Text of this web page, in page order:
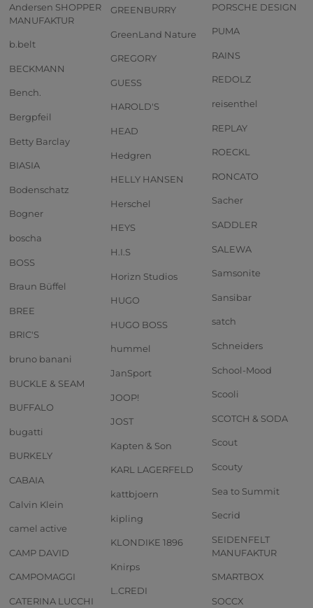
Andersen SHOPPER
MANUFAKTUR
b.belt
BECKMANN
Bench.
Bergpfeil
Betty Barclay
BIASIA
Bodenschatz
Bogner
boscha
BOSS
Braun Büffel
BREE
BRIC'S
bruno banani
BUCKLE & SEAM
BUFFALO
bugatti
BURKELY
CABAIA
Calvin Klein
camel active
CAMP DAVID
CAMPOMAGGI
CATERINA LUCCHI
GREENBURRY
GreenLand Nature
GREGORY
GUESS
HAROLD'S
HEAD
Hedgren
HELLY HANSEN
Herschel
HEYS
H.I.S
Horizn Studios
HUGO
HUGO BOSS
hummel
JanSport
JOOP!
JOST
Kapten & Son
KARL LAGERFELD
kattbjoern
kipling
KLONDIKE 1896
Knirps
L.CREDI
PORSCHE DESIGN
PUMA
RAINS
REDOLZ
reisenthel
REPLAY
ROECKL
RONCATO
Sacher
SADDLER
SALEWA
Samsonite
Sansibar
satch
Schneiders
School-Mood
Scooli
SCOTCH & SODA
Scout
Scouty
Sea to Summit
Secrid
SEIDENFELT
MANUFAKTUR
SMARTBOX
SOCCX